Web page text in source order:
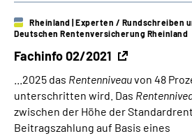
Fachinfo 02/2021
Rheinland | Experten / Rundschreiben
Deutschen Rentenversicherung Rheinland
...2025 das Rentenniveauvon 48
unterschritten wird. Das
zwischen der Höhe der
Beitragszahlung auf Basis eines